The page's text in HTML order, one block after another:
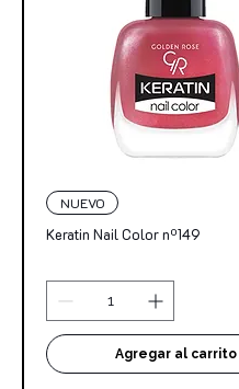
NUEVO
Keratin Nail Color nº149
Agregar al carrito